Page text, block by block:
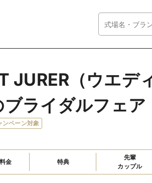
JURER（ウエデ
ブライダルフェア
ンペーン対象
金 特典
先輩
カップル